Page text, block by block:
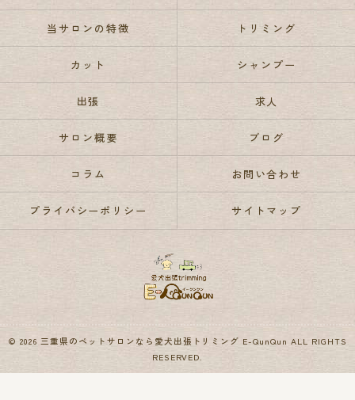
当サロンの特徴 トリミング
カット シャンプー
出張 求人
サロン概要 ブログ
コラム お問い合わせ
プライバシーポリシー サイトマップ
© 2026 三重県のペットサロンなら愛犬出張トリミング E-QunQun ALL RIGHTS
RESERVED.